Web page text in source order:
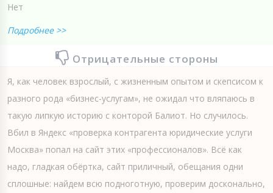
Нет
Подробнее >>
Отрицательные стороны
Я, как человек взрослый, с жизненным опытом и скепсисом к
разного рода «бизнес-услугам», не ожидал что вляпаюсь в
такую липкую историю с конторой Балиот. Но случилось.
Вбил в Яндекс «проверка контрагента юридические услуги
Москва» попал на сайт этих «профессионалов». Всё как
надо, гладкая обёртка, сайт приличный, обещания одни
сплошные: найдем всю подноготную, проверим досконально,